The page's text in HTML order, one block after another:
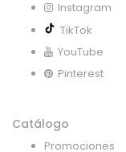
Instagram
TikTok
YouTube
Pinterest
Catálogo
Promociones